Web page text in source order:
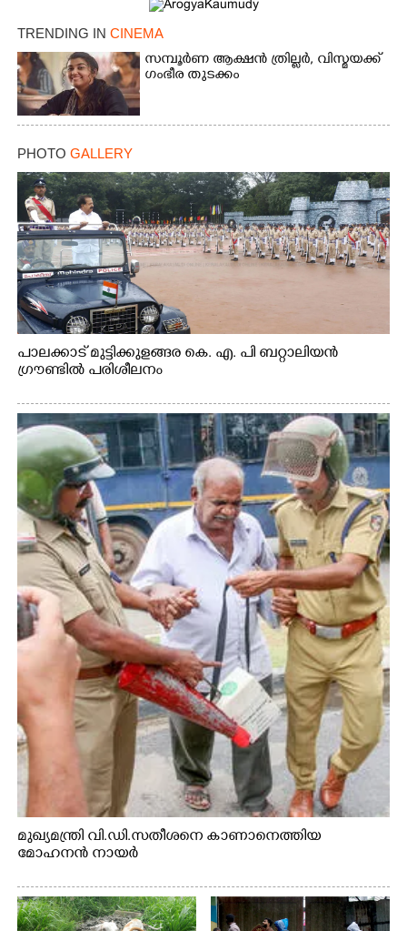
TRENDING IN CINEMA
സമ്പൂർണ ആക്ഷൻ ത്രില്ലർ,​ വിസ്മയക്ക്
ഗംഭീര തുടക്കം
PHOTO GALLERY
പാലക്കാട് മുട്ടിക്കുളങ്ങര കെ. എ. പി ബറ്റാലിയൻ
ഗ്രൗണ്ടിൽ പരിശീലനം
മുഖ്യമന്ത്രി വി.ഡി.സതീശനെ കാണാനെത്തിയ
മോഹനൻ നായർ